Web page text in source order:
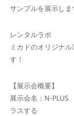
サンプルを展示しま
レンタルラボ
ミカドのオリジナ
す！
【展示会概要】
展示会名：N-
ラスする